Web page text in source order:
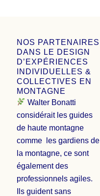
NOS PARTENAIRES
DANS LE DESIGN
D’EXPÉRIENCES
INDIVIDUELLES &
COLLECTIVES EN
MONTAGNE
Walter Bonatti
considérait les guides
de haute montagne
comme les gardiens de
la montagne, ce sont
également des
professionnels agiles.
Ils guident sans